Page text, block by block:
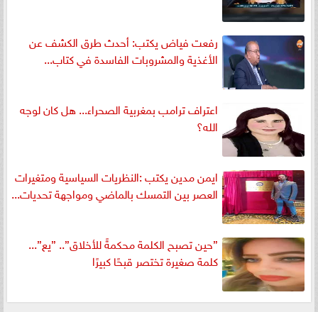
رفعت فياض يكتب: أحدث طرق الكشف عن
الأغذية والمشروبات الفاسدة في كتاب...
اعتراف ترامب بمغربية الصحراء... هل كان لوجه
الله؟
ايمن مدين يكتب :النظريات السياسية ومتغيرات
العصر بين التمسك بالماضي ومواجهة تحديات...
”حين تصبح الكلمة محكمةً للأخلاق”.. ”يع”...
كلمة صغيرة تختصر قبحًا كبيرًا